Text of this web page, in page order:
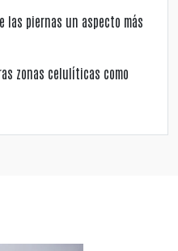
las piernas un aspecto más
zonas celulíticas como